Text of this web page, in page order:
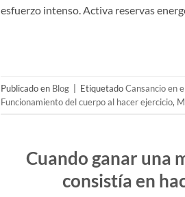
esfuerzo intenso. Activa reservas
Publicado en Blog EtiquetadoCansancio en
Funcionamiento del cuerpo al hacer ejercicio,
Cuando ganar una
consistía en